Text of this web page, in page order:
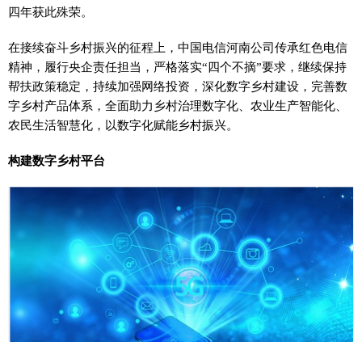
四年获此殊荣。
在接续奋斗乡村振兴的征程上，中国电信河南公司传承红色电信
精神，履行央企责任担当，严格落实“四个不摘”要求，继续保持
帮扶政策稳定，持续加强网络投资，深化数字乡村建设，完善数
字乡村产品体系，全面助力乡村治理数字化、农业生产智能化、
农民生活智慧化，以数字化赋能乡村振兴。
构建数字乡村平台